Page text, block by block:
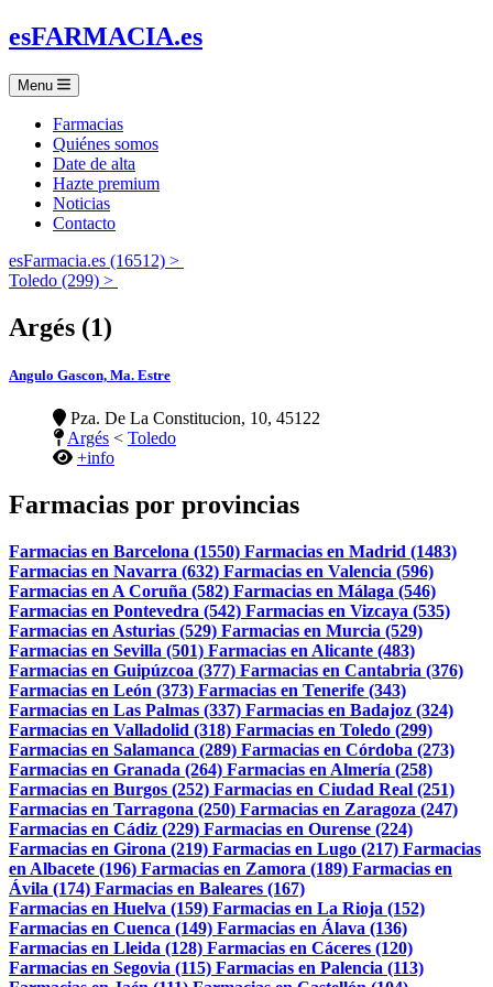
esFARMACIA.es
Menu
Farmacias
Quiénes somos
Date de alta
Hazte premium
Noticias
Contacto
esFarmacia.es (16512) >
Toledo (299) >
Argés (1)
Angulo Gascon, Ma. Estre
Pza. De La Constitucion, 10, 45122
Argés < Toledo
+info
Farmacias por provincias
Farmacias en Barcelona (1550) Farmacias en Madrid (1483)
Farmacias en Navarra (632) Farmacias en Valencia (596)
Farmacias en A Coruña (582) Farmacias en Málaga (546)
Farmacias en Pontevedra (542) Farmacias en Vizcaya (535)
Farmacias en Asturias (529) Farmacias en Murcia (529)
Farmacias en Sevilla (501) Farmacias en Alicante (483)
Farmacias en Guipúzcoa (377) Farmacias en Cantabria (376)
Farmacias en León (373) Farmacias en Tenerife (343)
Farmacias en Las Palmas (337) Farmacias en Badajoz (324)
Farmacias en Valladolid (318) Farmacias en Toledo (299)
Farmacias en Salamanca (289) Farmacias en Córdoba (273)
Farmacias en Granada (264) Farmacias en Almería (258)
Farmacias en Burgos (252) Farmacias en Ciudad Real (251)
Farmacias en Tarragona (250) Farmacias en Zaragoza (247)
Farmacias en Cádiz (229) Farmacias en Ourense (224)
Farmacias en Girona (219) Farmacias en Lugo (217) Farmacias
en Albacete (196) Farmacias en Zamora (189) Farmacias en
Ávila (174) Farmacias en Baleares (167)
Farmacias en Huelva (159) Farmacias en La Rioja (152)
Farmacias en Cuenca (149) Farmacias en Álava (136)
Farmacias en Lleida (128) Farmacias en Cáceres (120)
Farmacias en Segovia (115) Farmacias en Palencia (113)